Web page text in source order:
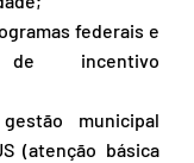
federais e
de incentivo
municipal
(atenção básica